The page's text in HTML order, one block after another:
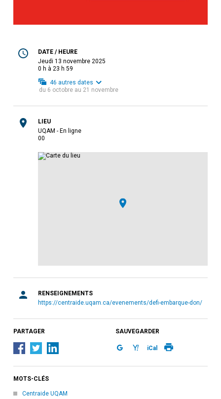
DATE / HEURE
jeudi 13 novembre 2025
0 h à 23 h 59
46 autres dates
du 6 octobre au 21 novembre
LIEU
UQAM - En ligne
00
RENSEIGNEMENTS
https://centraide.uqam.ca/evenements/defi-embarque-don/
PARTAGER SAUVEGARDER
iCal
MOTS-CLÉS
Centraide UQAM